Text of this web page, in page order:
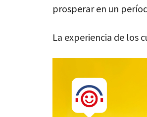
prosperar en un
La experiencia de los